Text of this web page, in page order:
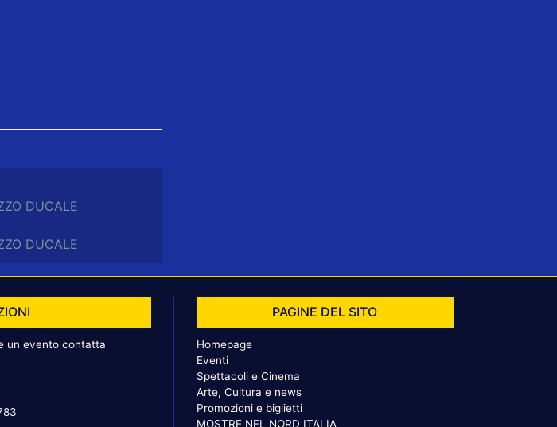
DUCALE
DUCALE
un evento contatta
PAGINE DEL SITO
Homepage
Eventi
Spettacoli e Cinema
Arte, Cultura e news
Promozioni e biglietti
MOSTRE NEL NORD ITALIA